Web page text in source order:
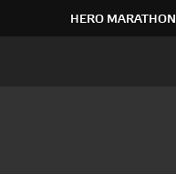
HERO MARATHON